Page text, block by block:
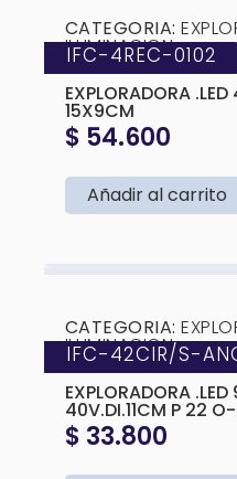
❮
IFC-4REC-0102
CATEGORIA:
ILUMINACION
MARCA:IFC
EXPLORADORA
15X9CM
$54.600
Añadir al carrito
❮
IFC-42CIR/S-
CATEGORIA:
ILUMINACION
MARCA:IFC
EXPLORADORA
40V.DI.11CM P 22
$33.800